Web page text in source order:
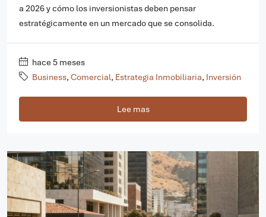
a 2026 y cómo los inversionistas deben pensar
estratégicamente en un mercado que se consolida.
hace 5 meses
Business, Comercial, Estrategia Inmobiliaria, Inversión
Lee mas